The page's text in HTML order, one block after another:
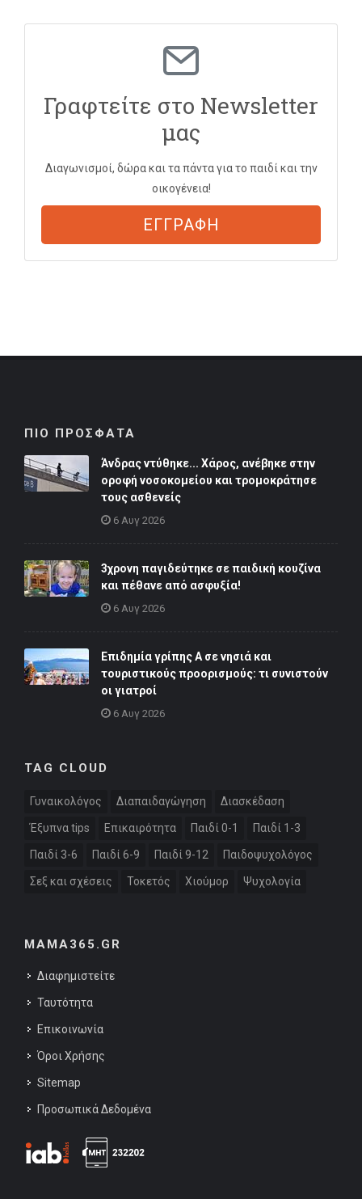
Γραφτείτε στο Newsletter
μας
Διαγωνισμοί, δώρα και τα πάντα για το παιδί και την
οικογένεια!
ΕΓΓΡΑΦΗ
ΠΙΟ ΠΡΟΣΦΑΤΑ
Άνδρας ντύθηκε... Χάρος, ανέβηκε στην
οροφή νοσοκομείου και τρομοκράτησε
τους ασθενείς
6 Αυγ 2026
3χρονη παγιδεύτηκε σε παιδική κουζίνα
και πέθανε από ασφυξία!
6 Αυγ 2026
Επιδημία γρίπης Α σε νησιά και
τουριστικούς προορισμούς: τι συνιστούν
οι γιατροί
6 Αυγ 2026
TAG CLOUD
Γυναικολόγος Διαπαιδαγώγηση Διασκέδαση
Έξυπνα tips Επικαιρότητα Παιδί 0-1 Παιδί 1-3
Παιδί 3-6 Παιδί 6-9 Παιδί 9-12 Παιδοψυχολόγος
Σεξ και σχέσεις Τοκετός Χιούμορ Ψυχολογία
MAMA365.GR
Διαφημιστείτε
Ταυτότητα
Επικοινωνία
Όροι Χρήσης
Sitemap
Προσωπικά Δεδομένα